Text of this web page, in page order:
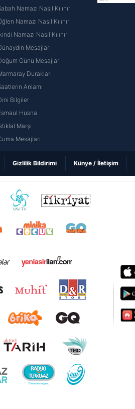
Namazı Nasıl Kılınır
Namazı Nasıl Kılınır
Namazı Nasıl Kılınır
Mesajları
Günü Mesajları
Durakları
Anlamı
Bilgiler
Hüsna
Marşı
Mesajları
Gizlilik Bildirimi Künye / İletişim